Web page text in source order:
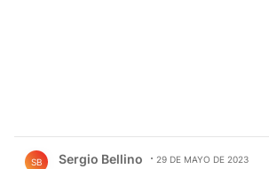
SB Sergio Bellino 29 DE MAYO DE 2023